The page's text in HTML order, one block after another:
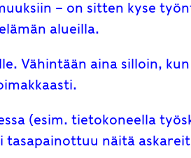
– on sitten kyse
alueilla.
Vähintään aina silloin,
(esim. tietokoneella
tasapainottuu näitä